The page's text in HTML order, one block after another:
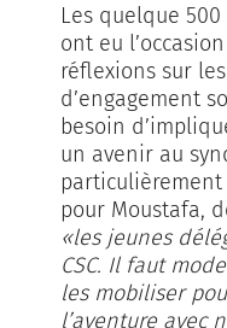
Les quelque
ont eu
réflexions sur
d’engagement
besoin
un avenir au
particulièrement
pour Moustafa,
«les jeunes
CSC. Il faut
les mobiliser
l’aventure avec